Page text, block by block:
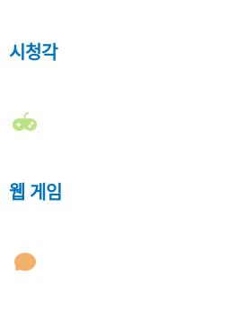
시청각
웹 게임